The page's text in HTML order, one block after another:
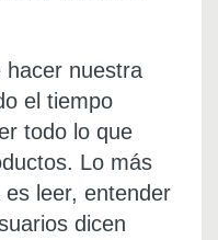
hacer nuestra
el tiempo
todo lo que
Lo más
leer, entender
dicen